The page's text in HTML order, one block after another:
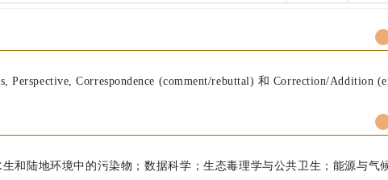
Perspective, Correspondence (comment/rebuttal) 和 Correction/Addition
和陆地环境中的污染物；数据科学；生态毒理学与公共卫生；能源与气